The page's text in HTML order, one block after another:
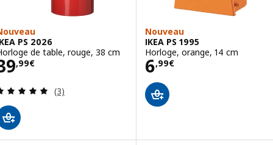
PS 2026
de table, rouge, 38 cm
,99€39,99€
Révision: 5 hors de 5 étoiles. Nombre total de
(3)
Nouveau
IKEA PS 1995
Horloge, orange, 14 cm
6,99€
Prix 6,99€